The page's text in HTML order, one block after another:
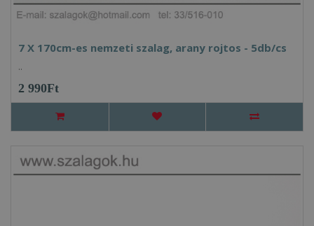
7 X 170cm-es nemzeti szalag, arany rojtos - 5db/cs
..
2 990Ft